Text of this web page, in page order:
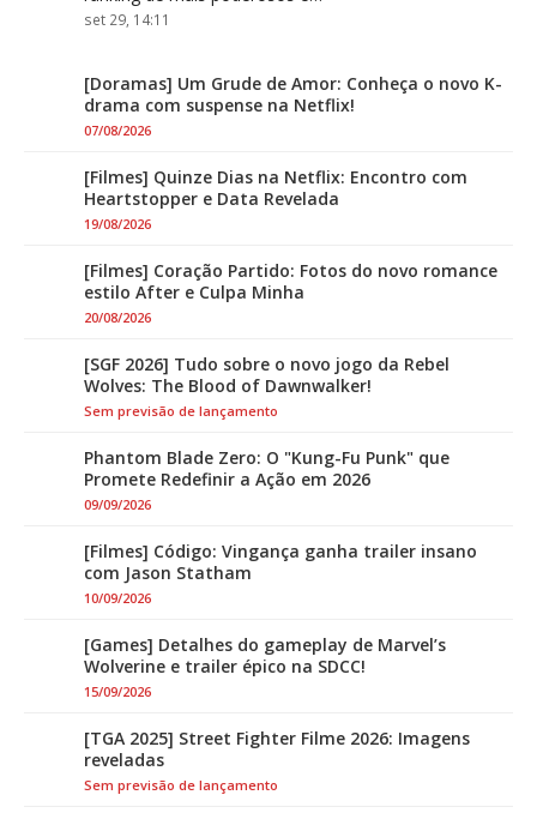
set 29, 14:11
[Doramas] Um Grude de Amor: Conheça o novo K-
drama com suspense na Netflix!
07/08/2026
[Filmes] Quinze Dias na Netflix: Encontro com
Heartstopper e Data Revelada
19/08/2026
[Filmes] Coração Partido: Fotos do novo romance
estilo After e Culpa Minha
20/08/2026
[SGF 2026] Tudo sobre o novo jogo da Rebel
Wolves: The Blood of Dawnwalker!
Sem previsão de lançamento
Phantom Blade Zero: O "Kung-Fu Punk" que
Promete Redefinir a Ação em 2026
09/09/2026
[Filmes] Código: Vingança ganha trailer insano
com Jason Statham
10/09/2026
[Games] Detalhes do gameplay de Marvel’s
Wolverine e trailer épico na SDCC!
15/09/2026
[TGA 2025] Street Fighter Filme 2026: Imagens
reveladas
Sem previsão de lançamento